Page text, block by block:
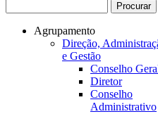
Formulário de
Agrupamento
Direção,
e Gestão
Conselho
Diretor
Conselho
Administrativo